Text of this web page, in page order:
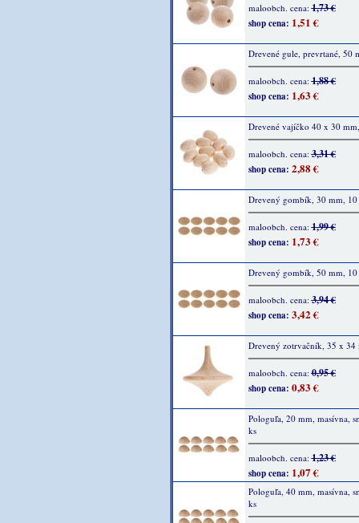
maloobch. cena:1,73 €
shop cena: 1,51 €
Drevené gule, prevrtané, 50
maloobch. cena:1,88 €
shop cena: 1,63 €
Drevené vajíčko 40 x 30
maloobch. cena:3,31 €
shop cena: 2,88 €
Drevený gombík, 30 mm, 10
maloobch. cena:1,99 €
shop cena: 1,73 €
Drevený gombík, 50 mm, 10
maloobch. cena:3,94 €
shop cena: 3,42 €
Drevený zotrvačník, 35 x 34
maloobch. cena:0,95 €
shop cena: 0,83 €
Pologuľa, 20 mm, masívna,
ks
maloobch. cena:1,23 €
shop cena: 1,07 €
Pologuľa, 40 mm, masívna,
ks